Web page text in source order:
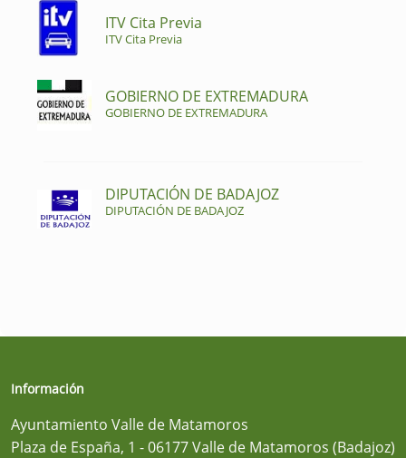
ITV Cita Previa
ITV Cita Previa
GOBIERNO DE EXTREMADURA
GOBIERNO DE EXTREMADURA
DIPUTACIÓN DE BADAJOZ
DIPUTACIÓN DE BADAJOZ
Información
Ayuntamiento Valle de Matamoros
Plaza de España, 1 - 06177 Valle de Matamoros (Badajoz)